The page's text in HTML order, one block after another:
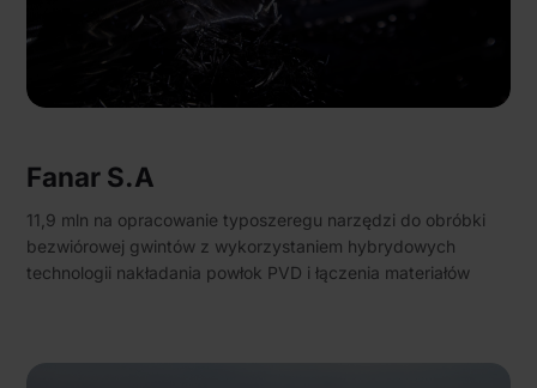
Fanar S.A
11,9 mln na opracowanie typoszeregu narzędzi do obróbki
bezwiórowej gwintów z wykorzystaniem hybrydowych
technologii nakładania powłok PVD i łączenia materiałów